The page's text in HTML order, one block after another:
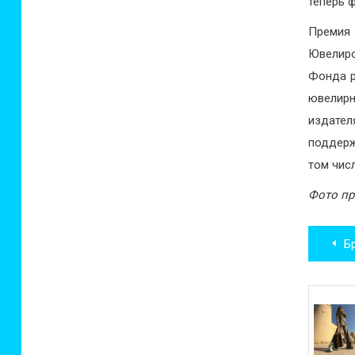
Премия
Фонда
том
Фото
по